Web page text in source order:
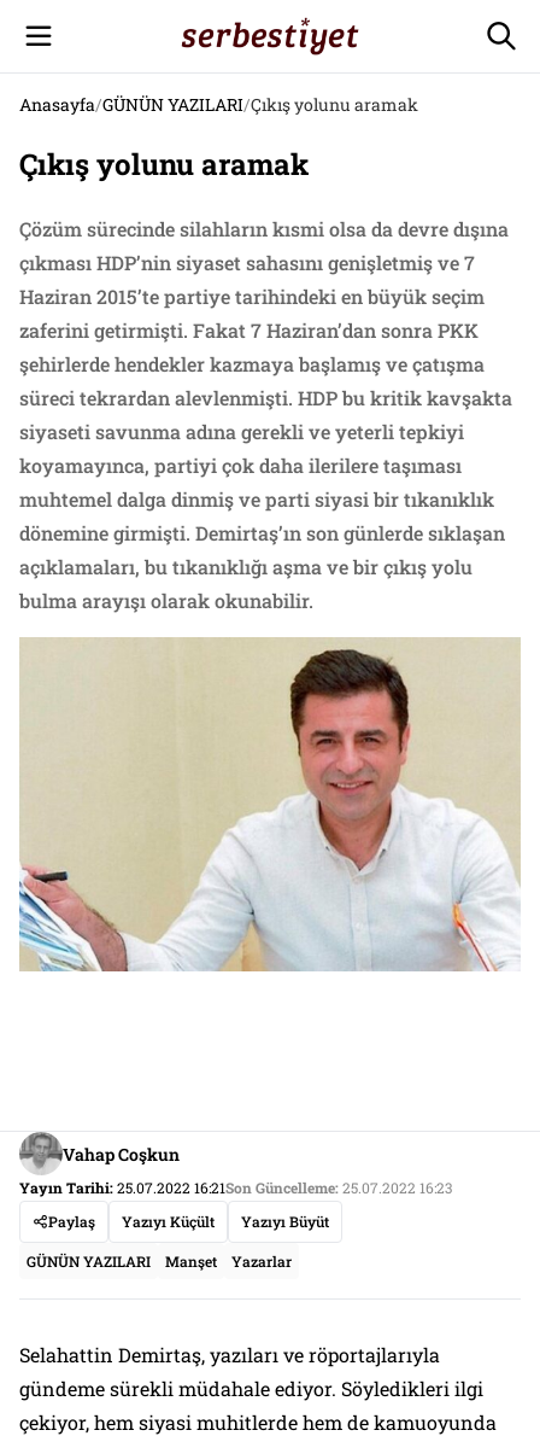
Anasayfa/GÜNÜN YAZILARI/Çıkış yolunu aramak
Çıkış yolunu aramak
Çözüm sürecinde silahların kısmi olsa da devre dışına
çıkması HDP’nin siyaset sahasını genişletmiş ve 7
Haziran 2015’te partiye tarihindeki en büyük seçim
zaferini getirmişti. Fakat 7 Haziran’dan sonra PKK
şehirlerde hendekler kazmaya başlamış ve çatışma
süreci tekrardan alevlenmişti. HDP bu kritik kavşakta
siyaseti savunma adına gerekli ve yeterli tepkiyi
koyamayınca, partiyi çok daha ilerilere taşıması
muhtemel dalga dinmiş ve parti siyasi bir tıkanıklık
dönemine girmişti. Demirtaş’ın son günlerde sıklaşan
açıklamaları, bu tıkanıklığı aşma ve bir çıkış yolu
bulma arayışı olarak okunabilir.
Vahap Coşkun
Yayın Tarihi:25.07.2022 16:21Son Güncelleme:25.07.2022 16:23
Paylaş
Yazıyı Küçült Yazıyı Büyüt
GÜNÜN YAZILARI Manşet Yazarlar
Selahattin Demirtaş, yazıları ve röportajlarıyla
gündeme sürekli müdahale ediyor. Söyledikleri ilgi
çekiyor, hem siyasi muhitlerde hem de kamuoyunda